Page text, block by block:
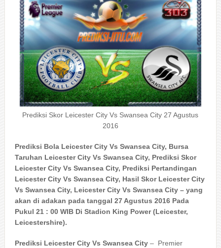
Prediksi Skor Leicester City Vs Swansea City 27 Agustus
2016
Prediksi Bola Leicester City Vs Swansea City, Bursa
Taruhan Leicester City Vs Swansea City, Prediksi Skor
Leicester City Vs Swansea City, Prediksi Pertandingan
Leicester City Vs Swansea City, Hasil Skor Leicester City
Vs Swansea City, Leicester City Vs Swansea City – yang
akan di adakan pada tanggal 27 Agustus 2016 Pada
Pukul 21 : 00 WIB Di Stadion King Power (Leicester,
Leicestershire).
Prediksi Leicester City Vs Swansea City– Premier